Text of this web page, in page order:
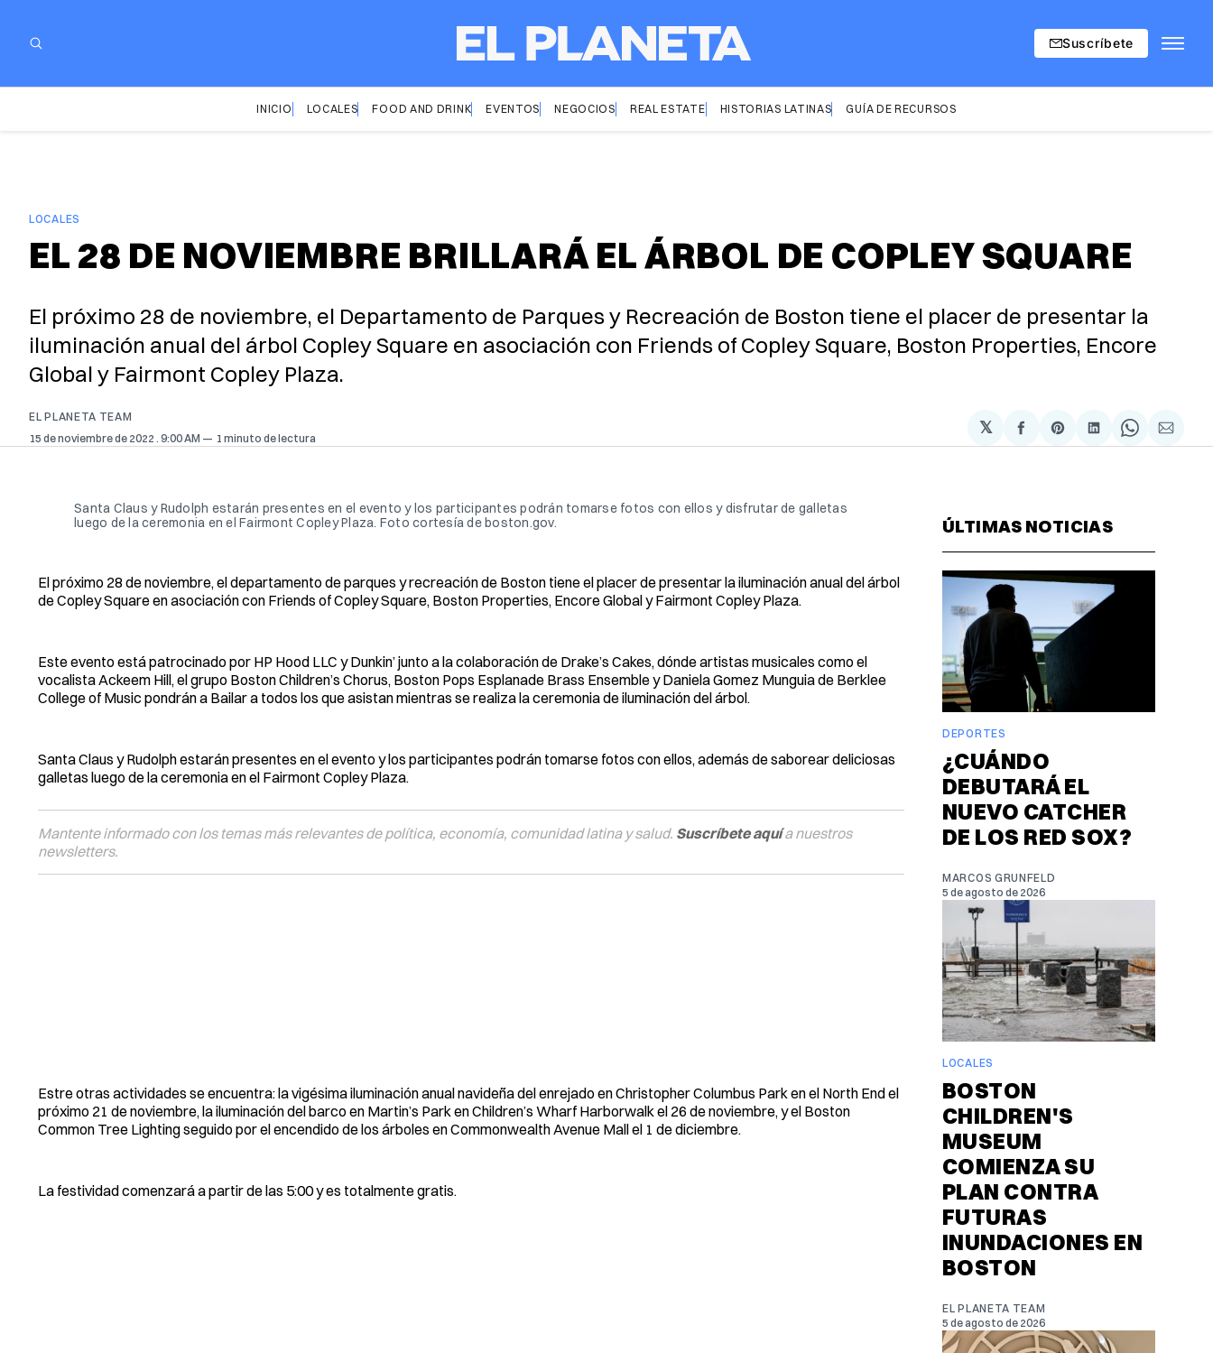
Suscríbete
INICIO LOCALES FOOD AND DRINK EVENTOS NEGOCIOS REAL ESTATE HISTORIAS LATINAS GUÍA DE RECURSOS
LOCALES
EL 28 DE NOVIEMBRE BRILLARÁ EL ÁRBOL DE COPLEY SQUARE
El próximo 28 de noviembre, el Departamento de Parques y Recreación de Boston tiene el placer de presentar la
iluminación anual del árbol Copley Square en asociación con Friends of Copley Square, Boston Properties, Encore
Global y Fairmont Copley Plaza.
EL PLANETA TEAM
15 de noviembre de 2022 . 9:00 AM 1 minuto de lectura
𝕏
Compartir
en
Share
on
Compartir
en
Share
on
via
Santa Claus y Rudolph estarán presentes en el evento y los participantes podrán tomarse fotos con ellos y disfrutar de galletas
luego de la ceremonia en el Fairmont Copley Plaza. Foto cortesía de boston.gov.
El próximo 28 de noviembre, el departamento de parques y recreación de Boston tiene el placer de presentar la iluminación anual del árbol
de Copley Square en asociación con Friends of Copley Square, Boston Properties, Encore Global y Fairmont Copley Plaza.
Este evento está patrocinado por HP Hood LLC y Dunkin’ junto a la colaboración de Drake’s Cakes, dónde artistas musicales como el
vocalista Ackeem Hill, el grupo Boston Children’s Chorus, Boston Pops Esplanade Brass Ensemble y Daniela Gomez Munguia de Berklee
College of Music pondrán a Bailar a todos los que asistan mientras se realiza la ceremonia de iluminación del árbol.
Santa Claus y Rudolph estarán presentes en el evento y los participantes podrán tomarse fotos con ellos, además de saborear deliciosas
galletas luego de la ceremonia en el Fairmont Copley Plaza.
Mantente informado con los temas más relevantes de política, economía, comunidad latina y salud. Suscríbete aquía nuestros
newsletters.
Estre otras actividades se encuentra: la vigésima iluminación anual navideña del enrejado en Christopher Columbus Park en el North End el
próximo 21 de noviembre, la iluminación del barco en Martin’s Park en Children’s Wharf Harborwalk el 26 de noviembre, y el Boston
Common Tree Lighting seguido por el encendido de los árboles en Commonwealth Avenue Mall el 1 de diciembre.
La festividad comenzará a partir de las 5:00 y es totalmente gratis.
ÚLTIMAS NOTICIAS
DEPORTES
¿CUÁNDO
DEBUTARÁ EL
NUEVO CATCHER
DE LOS RED SOX?
MARCOS GRUNFELD
5 de agosto de 2026
LOCALES
BOSTON
CHILDREN'S
MUSEUM
COMIENZA SU
PLAN CONTRA
FUTURAS
INUNDACIONES EN
BOSTON
EL PLANETA TEAM
5 de agosto de 2026